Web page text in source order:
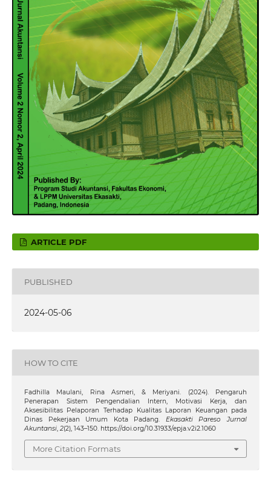
ARTICLE PDF
PUBLISHED
2024-05-06
HOW TO CITE
Fadhilla Maulani, Rina Asmeri, & Meriyani. (2024). Pengaruh
Penerapan Sistem Pengendalian Intern, Motivasi Kerja, dan
Aksesibilitas Pelaporan Terhadap Kualitas Laporan Keuangan pada
Dinas Pekerjaan Umum Kota Padang. Ekasakti Pareso Jurnal
Akuntansi, 2(2), 143–150. https://doi.org/10.31933/epja.v2i2.1060
More Citation Formats